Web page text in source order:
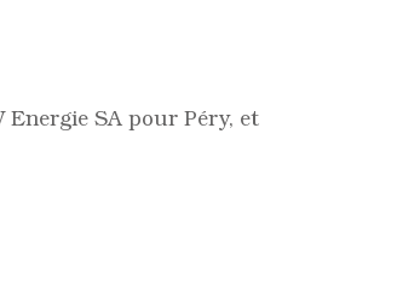
SA pour Péry, et